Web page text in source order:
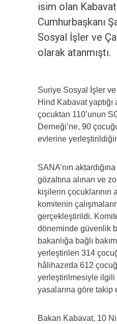
isim olan
Cumhurbaşkanı
Sosyal İşler ve
olarak atanmıştı.
Suriye Sosyal İşler ve
Hind Kabavat
çocuktan 110’unun
Derneği’ne, 90
evlerine
SANA’nın
gözaltına alınan ve
kişilerin çocuklarının
komitenin
gerçekleştirildi.
döneminde güvenlik
bakanlığa bağlı
yerleştirilen 314
hâlihazırda 612
yerleştirilmesiyle ilgili
yasalarına göre takip
Bakan Kabavat, 10